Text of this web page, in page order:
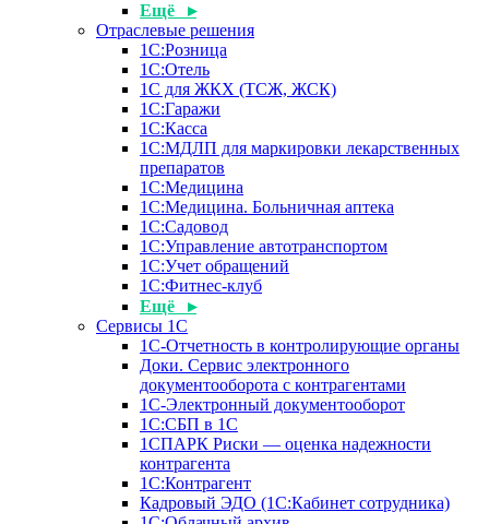
Ещё ▸
Отраслевые решения
1С:Розница
1С:Отель
1С для ЖКХ (ТСЖ, ЖСК)
1С:Гаражи
1С:Касса
1С:МДЛП для маркировки лекарственных
препаратов
1С:Медицина
1С:Медицина. Больничная аптека
1С:Садовод
1С:Управление автотранспортом
1С:Учет обращений
1С:Фитнес-клуб
Ещё ▸
Сервисы 1С
1С-Отчетность в контролирующие органы
Доки. Сервис электронного
документооборота с контрагентами
1С-Электронный документооборот
1С:СБП в 1С
1СПАРК Риски — оценка надежности
контрагента
1С:Контрагент
Кадровый ЭДО (1С:Кабинет сотрудника)